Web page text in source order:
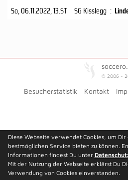
So, 06.11.2022, 13.ST SG Kisslegg :
© 2006 -
Besucherstatistik Kontakt
Diese Webseite verwendet Cookies, um Dir
bestmöglichen Service bieten zu können.
Informationen findest Du unter
Mit der Nutzung der Webseite erklärst Du
Verwendung von Cookies einverstanden.